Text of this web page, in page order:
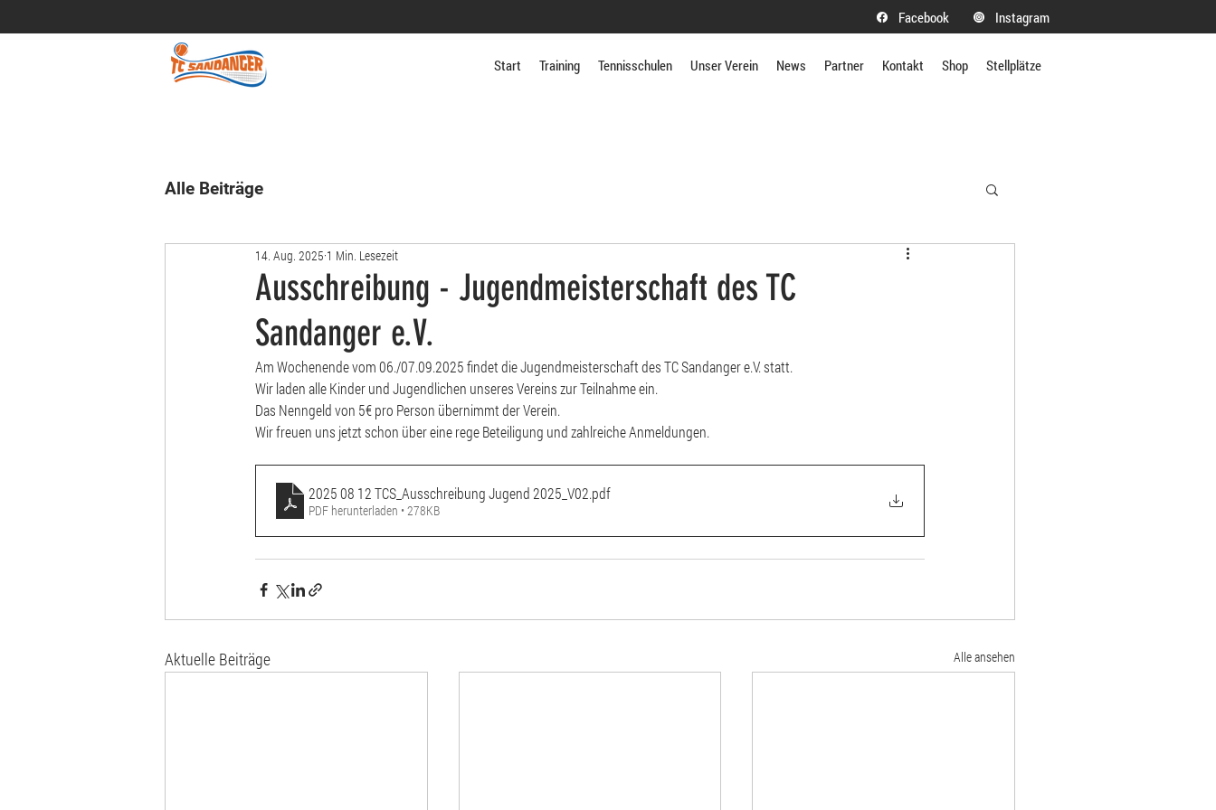
Facebook Instagram
Start Training Tennisschulen Unser Verein News Partner Kontakt Shop Stellplätze
Alle Beiträge
Ausschreibung - Jugendmeisterschaft des TC
Sandanger e.V.
14. Aug. 2025 1 Min. Lesezeit
Am Wochenende vom 06./07.09.2025 findet die Jugendmeisterschaft des TC Sandanger e.V. statt.
Wir laden alle Kinder und Jugendlichen unseres Vereins zur Teilnahme ein.
Das Nenngeld von 5€ pro Person übernimmt der Verein.
Wir freuen uns jetzt schon über eine rege Beteiligung und zahlreiche Anmeldungen.
2025 08 12 TCS_Ausschreibung Jugend 2025_V02.pdf
PDF herunterladen • 278KB
Aktuelle Beiträge Alle ansehen